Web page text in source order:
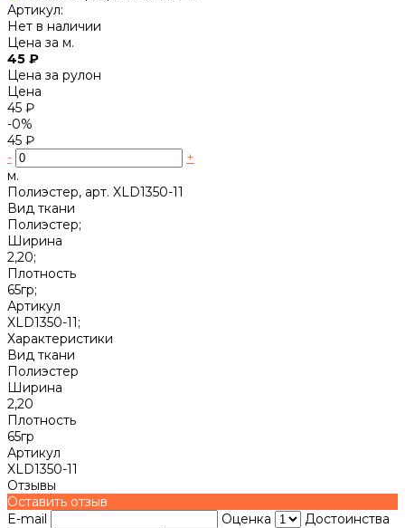
Артикул:
Нет в наличии
Цена за м.
45 ₽
Цена за рулон
Цена
45 ₽
-0%
45 ₽
-
+
м.
Полиэстер, арт. XLD1350-11
Вид ткани
Полиэстер;
Ширина
2,20;
Плотность
65гр;
Артикул
XLD1350-11;
Характеристики
Вид ткани
Полиэстер
Ширина
2,20
Плотность
65гр
Артикул
XLD1350-11
Отзывы
Оставить отзыв
E-mail
Оценка Достоинства